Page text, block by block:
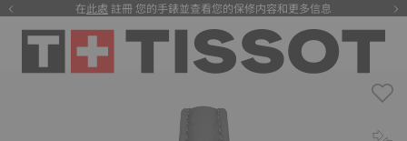
在此處 註冊 您的手錶並查看您的保修内容和更多信息
注册